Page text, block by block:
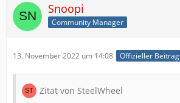
Snoopi
Community Manager
13. November 2022 um 14:08 Offizieller Beitrag
Zitat von SteelWheel